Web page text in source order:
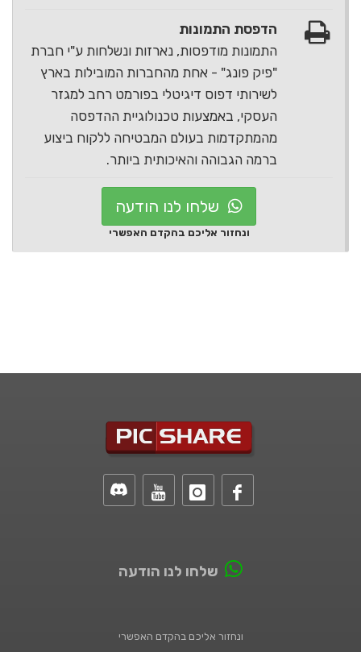
הדפסת התמונות
התמונות מודפסות, נארזות ונשלחות ע"י חברת
"פיק פונג" - אחת מהחברות המובילות בארץ
לשירותי דפוס דיגיטלי בפורמט רחב למגזר
העסקי, באמצעות טכנולוגיית ההדפסה
מהמתקדמות בעולם המבטיחה ללקוח ביצוע
ברמה הגבוהה והאיכותית ביותר.
שלחו לנו הודעה
ונחזור אליכם בהקדם האפשרי
שלחו לנו הודעה
ונחזור אליכם בהקדם האפשרי